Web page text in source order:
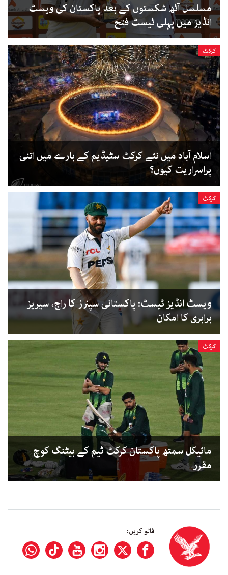
مسلسل آٹھ شکستوں کے بعد پاکستان کی ویسٹ
انڈیز میں پہلی ٹیسٹ فتح
کرکٹ
اسلام آباد میں نئے کرکٹ سٹیڈیم کے بارے میں اتنی
پراسراریت کیوں؟
کرکٹ
ویسٹ انڈیز ٹیسٹ: پاکستانی سپنرز کا راج، سیریز
برابری کا امکان
کرکٹ
مائیکل سمتھ پاکستان کرکٹ ٹیم کے بیٹنگ کوچ
مقرر
فالو کریں: